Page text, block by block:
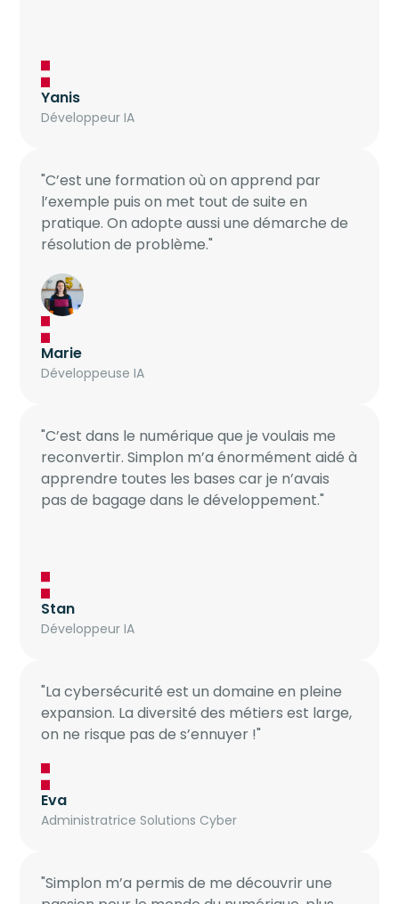
Yanis
Développeur IA
"C’est une formation où on apprend par
l’exemple puis on met tout de suite en
pratique. On adopte aussi une démarche de
résolution de problème."
Marie
Développeuse IA
"C’est dans le numérique que je voulais me
reconvertir. Simplon m’a énormément aidé à
apprendre toutes les bases car je n’avais
pas de bagage dans le développement."
Stan
Développeur IA
"La cybersécurité est un domaine en pleine
expansion. La diversité des métiers est large,
on ne risque pas de s’ennuyer !"
Eva
Administratrice Solutions Cyber
"Simplon m’a permis de me découvrir une